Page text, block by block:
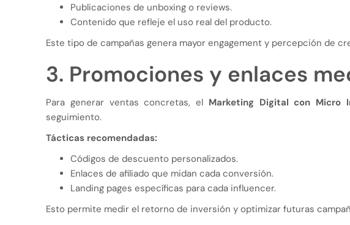
Publicaciones de unboxing o reviews.
Contenido que refleje el uso real del producto.
Este tipo de campañas genera mayor engagement y percepción de
3. Promociones y enlaces
Para generar ventas concretas, el Marketing Digital con Micro
seguimiento.
Tácticas recomendadas:
Códigos de descuento personalizados.
Enlaces de afiliado que midan cada conversión.
Landing pages específicas para cada influencer.
Esto permite medir el retorno de inversión y optimizar futuras